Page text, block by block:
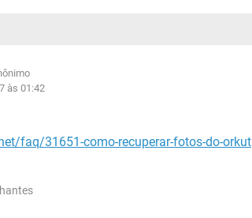
às 01:42
faq/31651-como-recuperar-fotos-do-orkut